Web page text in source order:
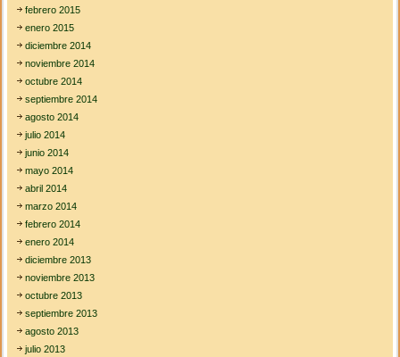
febrero 2015
enero 2015
diciembre 2014
noviembre 2014
octubre 2014
septiembre 2014
agosto 2014
julio 2014
junio 2014
mayo 2014
abril 2014
marzo 2014
febrero 2014
enero 2014
diciembre 2013
noviembre 2013
octubre 2013
septiembre 2013
agosto 2013
julio 2013